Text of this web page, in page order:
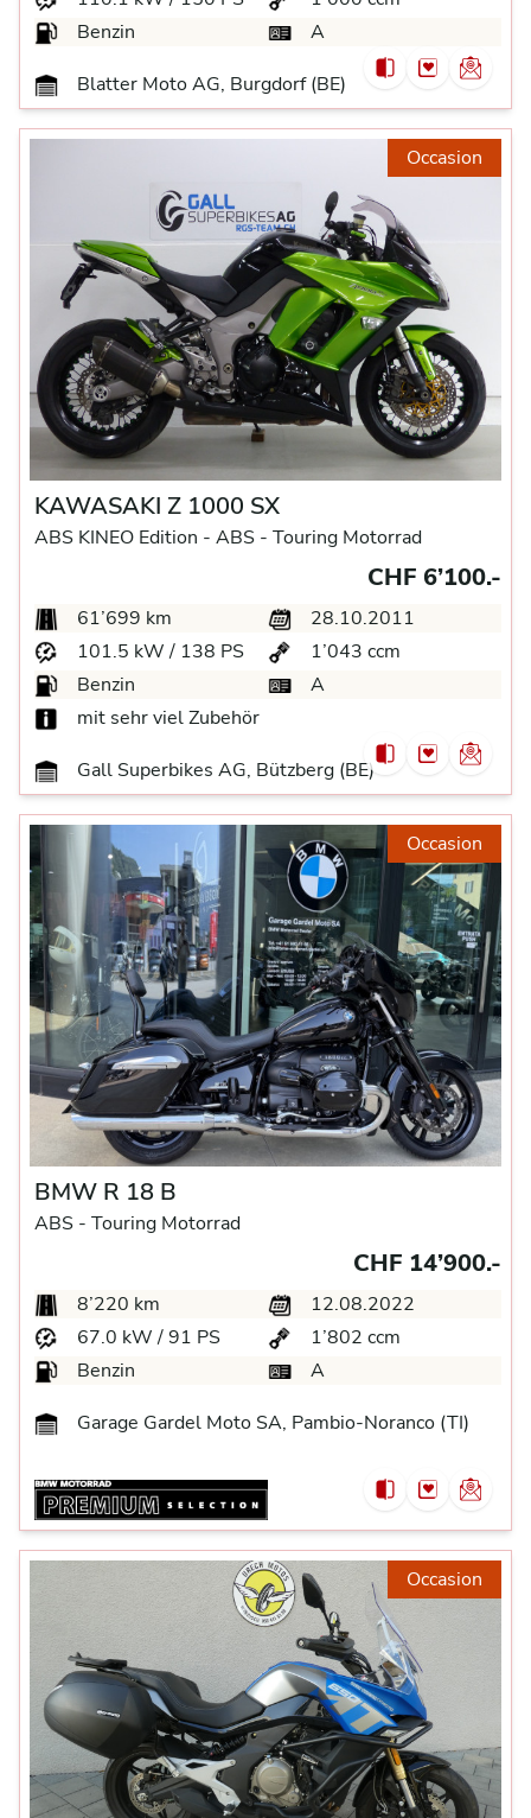
Benzin
A
Blatter Moto AG, Burgdorf (BE)
Occasion
KAWASAKI Z 1000 SX
ABS KINEO Edition - ABS - Touring Motorrad
CHF 6’100.-
61’699 km
28.10.2011
101.5 kW / 138 PS
1’043 ccm
Benzin
A
mit sehr viel Zubehör
Gall Superbikes AG, Bützberg (BE)
Occasion
BMW R 18 B
ABS - Touring Motorrad
CHF 14’900.-
8’220 km
12.08.2022
67.0 kW / 91 PS
1’802 ccm
Benzin
A
Garage Gardel Moto SA, Pambio-Noranco (TI)
Occasion